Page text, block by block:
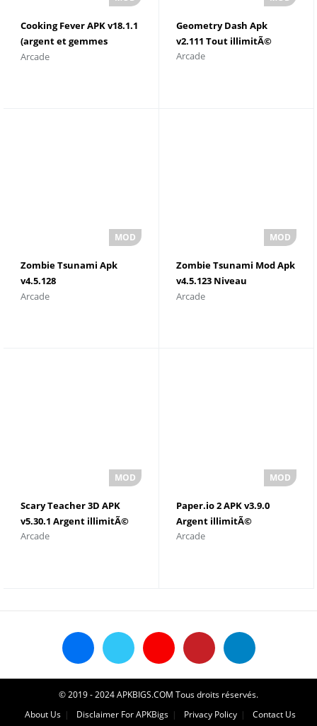
Cooking Fever APK v18.1.1
(argent et gemmes
illimitÃ©s)
Arcade
Geometry Dash Apk
v2.111 Tout illimitÃ©
Arcade
Zombie Tsunami Apk
v4.5.128
TÃ©lÃ©chargement
Arcade
Zombie Tsunami Mod Apk
v4.5.123 Niveau
maximum
Arcade
Scary Teacher 3D APK
v5.30.1 Argent illimitÃ©
Arcade
Paper.io 2 APK v3.9.0
Argent illimitÃ©
Arcade
© 2019 - 2024 APKBIGS.COM Tous droits réservés.
About Us
Disclaimer For APKBigs Privacy Policy Contact Us